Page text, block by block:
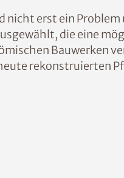
nicht erst ein
die eine
Bauwerken
rekonstruierten